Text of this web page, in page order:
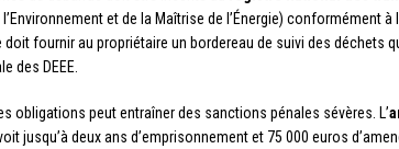
et de la Maîtrise de l’Énergie) conformément à
doit fournir au propriétaire un bordereau de suivi des déchets
des DEEE.
obligations peut entraîner des sanctions pénales sévères. L’
jusqu’à deux ans d’emprisonnement et 75 000 euros